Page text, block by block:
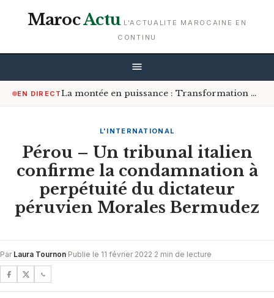
MarocActu L'ACTUALITE MAROCAINE EN
CONTINU
EN DIRECT La montée en puissance : Transformation du modèle économique de Managem
L'INTERNATIONAL
Pérou – Un tribunal italien
confirme la condamnation à
perpétuité du dictateur
péruvien Morales Bermudez
Par Laura Tournon·Publie le 11 février 2022·2 min de lecture